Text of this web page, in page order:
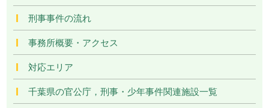
刑事事件の流れ
事務所概要・アクセス
対応エリア
千葉県の官公庁，刑事・少年事件関連施設一覧